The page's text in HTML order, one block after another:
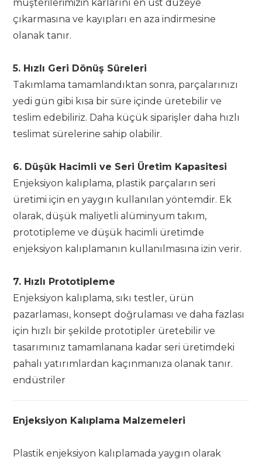
müşterilerimizin karlarını en üst düzeye
çıkarmasına ve kayıpları en aza indirmesine
olanak tanır.
5. Hızlı Geri Dönüş Süreleri
Takımlama tamamlandıktan sonra, parçalarınızı
yedi gün gibi kısa bir süre içinde üretebilir ve
teslim edebiliriz. Daha küçük siparişler daha hızlı
teslimat sürelerine sahip olabilir.
6. Düşük Hacimli ve Seri Üretim Kapasitesi
Enjeksiyon kalıplama, plastik parçaların seri
üretimi için en yaygın kullanılan yöntemdir. Ek
olarak, düşük maliyetli alüminyum takım,
prototipleme ve düşük hacimli üretimde
enjeksiyon kalıplamanın kullanılmasına izin verir.
7. Hızlı Prototipleme
Enjeksiyon kalıplama, sıkı testler, ürün
pazarlaması, konsept doğrulaması ve daha fazlası
için hızlı bir şekilde prototipler üretebilir ve
tasarımınız tamamlanana kadar seri üretimdeki
pahalı yatırımlardan kaçınmanıza olanak tanır.
endüstriler
Enjeksiyon Kalıplama Malzemeleri
Plastik enjeksiyon kalıplamada yaygın olarak